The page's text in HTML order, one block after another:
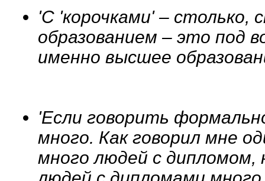
'С 'корочками' – столько,
образованием – это под
именно высшее
'Если говорить
много. Как говорил мне
много людей с дипломом,